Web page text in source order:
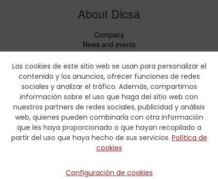
Las cookies de este sitio web se usan para personalizar el
contenido y los anuncios, ofrecer funciones de redes
sociales y analizar el tráfico. Además, compartimos
información sobre el uso que haga del sitio web con
nuestros partners de redes sociales, publicidad y análisis
web, quienes pueden combinarla con otra información
que les haya proporcionado o que hayan recopilado a
partir del uso que haya hecho de sus servicios. Política de
cookies
Configuración de cookies
About Dicsa
Company
News and events
Services
Code of Conduct
Social responsability
CbC Report
Downloads
Price lists and leaflets
Certificates
Crimping charts
Hydraulic Forms
Contact